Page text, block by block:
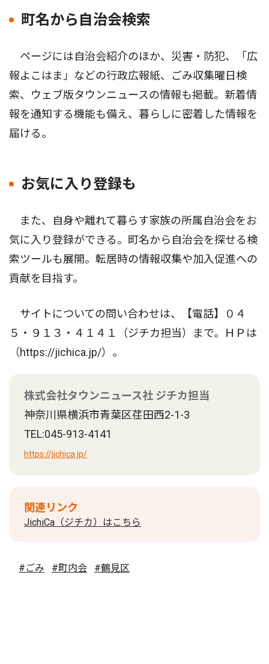
町名から自治会検索
ページには自治会紹介のほか、災害・防犯、「広
報よこはま」などの行政広報紙、ごみ収集曜日検
索、ウェブ版タウンニュースの情報も掲載。新着情
報を通知する機能も備え、暮らしに密着した情報を
届ける。
お気に入り登録も
また、自身や離れて暮らす家族の所属自治会をお
気に入り登録ができる。町名から自治会を探せる検
索ツールも展開。転居時の情報収集や加入促進への
貢献を目指す。
サイトについての問い合わせは、【電話】０４
５・９１３・４１４１（ジチカ担当）まで。ＨＰは
（https://jichica.jp/）。
株式会社タウンニュース社 ジチカ担当
神奈川県横浜市青葉区荏田西2-1-3
TEL:045-913-4141
https://jichica.jp/
関連リンク
JichiCa（ジチカ）はこちら
#ごみ #町内会 #鶴見区